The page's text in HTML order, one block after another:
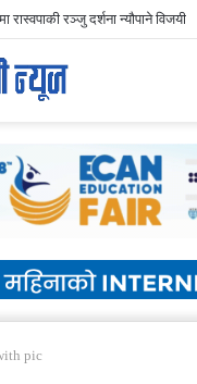
मतगणना ४२ स्थानमा रास्वपा अगाडि
pic